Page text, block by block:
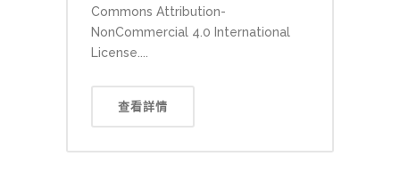
Commons Attribution-
NonCommercial 4.0 International
License....
查看詳情